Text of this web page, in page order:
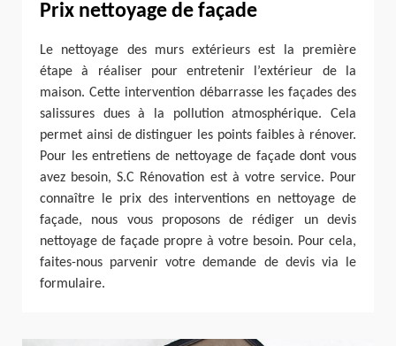
Prix nettoyage de façade
Le nettoyage des murs extérieurs est la première
étape à réaliser pour entretenir l’extérieur de la
maison. Cette intervention débarrasse les façades des
salissures dues à la pollution atmosphérique. Cela
permet ainsi de distinguer les points faibles à rénover.
Pour les entretiens de nettoyage de façade dont vous
avez besoin, S.C Rénovation est à votre service. Pour
connaître le prix des interventions en nettoyage de
façade, nous vous proposons de rédiger un devis
nettoyage de façade propre à votre besoin. Pour cela,
faites-nous parvenir votre demande de devis via le
formulaire.